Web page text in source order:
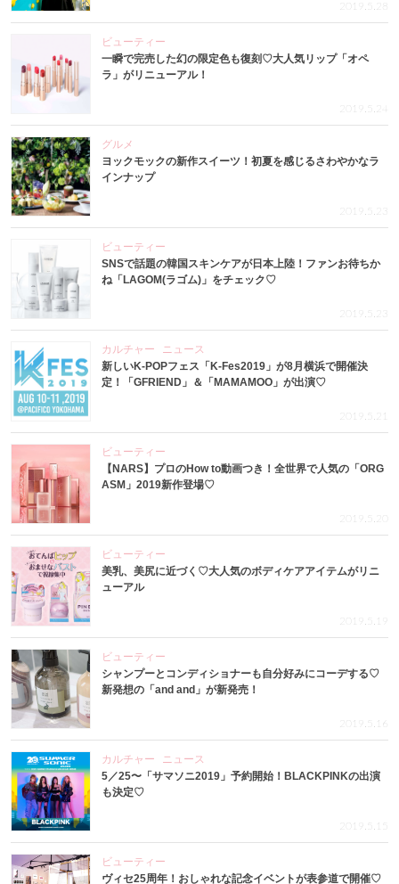
2019.5.28
ビューティー
一瞬で完売した幻の限定色も復刻♡大人気リップ「オペ
ラ」がリニューアル！
2019.5.24
グルメ
ヨックモックの新作スイーツ！初夏を感じるさわやかなラ
インナップ
2019.5.23
ビューティー
SNSで話題の韓国スキンケアが日本上陸！ファンお待ちか
ね「LAGOM(ラゴム)」をチェック♡
2019.5.23
カルチャー
ニュース
新しいK-POPフェス「K-Fes2019」が8月横浜で開催決
定！「GFRIEND」＆「MAMAMOO」が出演♡
2019.5.21
ビューティー
【NARS】プロのHow to動画つき！全世界で人気の「ORG
ASM」2019新作登場♡
2019.5.20
ビューティー
美乳、美尻に近づく♡大人気のボディケアアイテムがリニ
ューアル
2019.5.19
ビューティー
シャンプーとコンディショナーも自分好みにコーデする♡
新発想の「and and」が新発売！
2019.5.16
カルチャー
ニュース
5／25〜「サマソニ2019」予約開始！BLACKPINKの出演
も決定♡
2019.5.15
ビューティー
ヴィセ25周年！おしゃれな記念イベントが表参道で開催♡